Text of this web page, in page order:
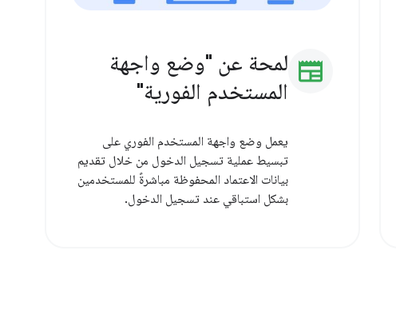
newspaper لمحة عن "وضع واجهة
المستخدم الفورية"
يعمل وضع واجهة المستخدم الفوري على
تبسيط عملية تسجيل الدخول من خلال تقديم
بيانات الاعتماد المحفوظة مباشرةً للمستخدمين
بشكل استباقي عند تسجيل الدخول.